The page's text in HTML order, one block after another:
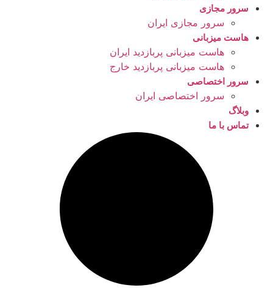
سرور مجازی
سرور مجازی ایران
هاست میزبانی
هاست میزبانی پربازدید ایران
هاست میزبانی پربازدید خارج
سرور اختصاصی
سرور اختصاصی ایران
وبلاگ
تماس با ما